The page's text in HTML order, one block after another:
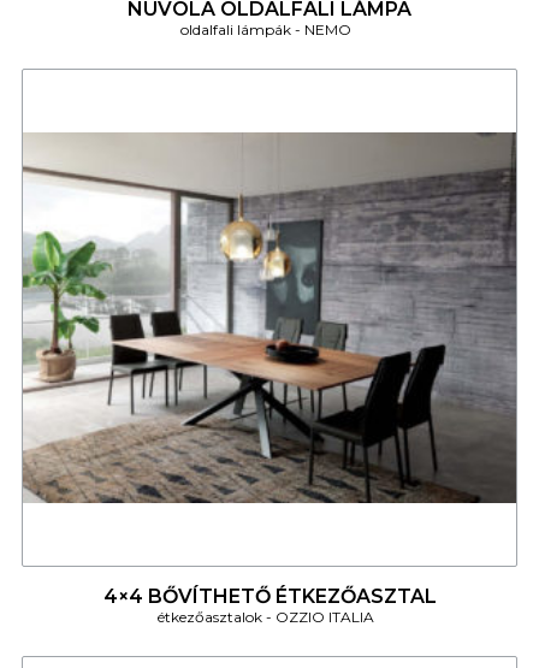
NUVOLA OLDALFALI LÁMPA
oldalfali lámpák NEMO
4×4 BŐVÍTHETŐ ÉTKEZŐASZTAL
étkezőasztalok OZZIO ITALIA